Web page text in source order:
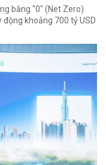
bằng "0" (Net Zero)
khoảng 700 tỷ USD